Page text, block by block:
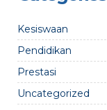
Kesiswaan
Pendidikan
Prestasi
Uncategorized